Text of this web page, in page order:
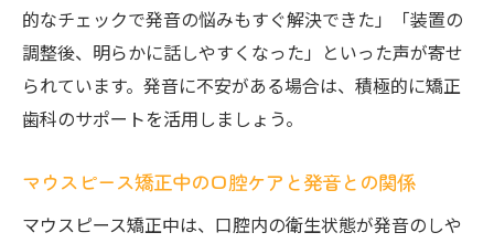
的なチェックで発音の悩みもすぐ解決できた」「装置の
調整後、明らかに話しやすくなった」といった声が寄せ
られています。発音に不安がある場合は、積極的に矯正
歯科のサポートを活用しましょう。
マウスピース矯正中の口腔ケアと発音との関係
マウスピース矯正中は、口腔内の衛生状態が発音のしや